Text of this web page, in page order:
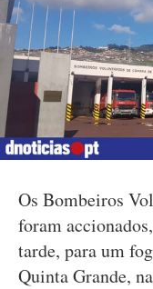
Os Bombeiros
foram
tarde, para um
Quinta Grande,